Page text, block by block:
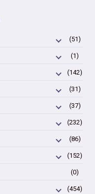
(51)
(1)
(142)
(31)
(37)
(232)
(86)
(152)
(0)
(454)